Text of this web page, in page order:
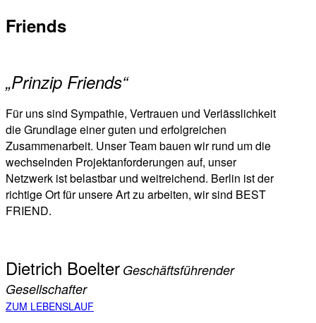
Friends
„Prinzip Friends“
Für uns sind Sympathie, Vertrauen und Verlässlichkeit
die Grundlage einer guten und erfolgreichen
Zusammenarbeit. Unser Team bauen wir rund um die
wechselnden Projektanforderungen auf, unser
Netzwerk ist belastbar und weitreichend. Berlin ist der
richtige Ort für unsere Art zu arbeiten, wir sind BEST
FRIEND.
Dietrich Boelter Geschäftsführender
Gesellschafter
ZUM LEBENSLAUF